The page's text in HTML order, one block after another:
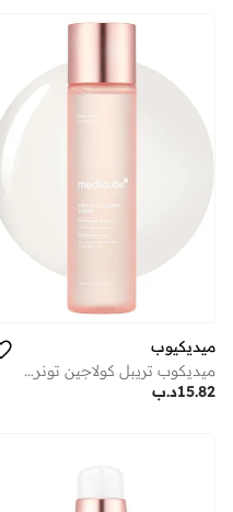
ميديكيوب
ميديكوب تريبل كولاجين تونر 4.0
د.ب15.82